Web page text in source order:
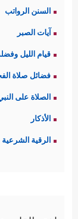
مُّسۡتَقِیمࣲ﴾
سمعَهم
السنن الرواتب
آيات الصبر
قيام الليل
فضائل صلاة
الصلاة على
الأذكار
الرقية الشرعية